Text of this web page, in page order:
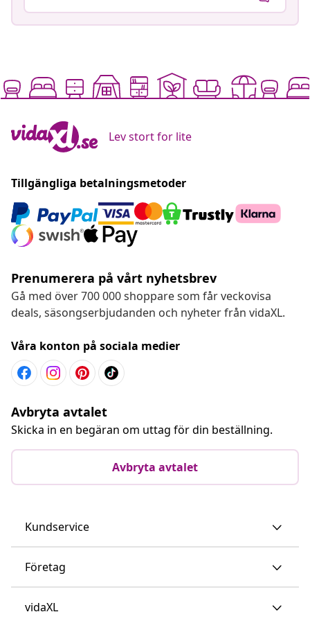
Lev stort for lite
Tillgängliga betalningsmetoder
Prenumerera på vårt nyhetsbrev
Gå med över 700 000 shoppare som får veckovisa
deals, säsongserbjudanden och nyheter från vidaXL.
Våra konton på sociala medier
Avbryta avtalet
Skicka in en begäran om uttag för din beställning.
Avbryta avtalet
Kundservice
Företag
vidaXL